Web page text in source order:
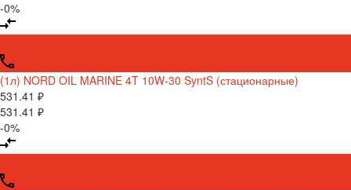
-0%
(1л) NORD OIL MARINE 4T 10W-30 SyntS (стационарные)
531.41 ₽
531.41 ₽
-0%